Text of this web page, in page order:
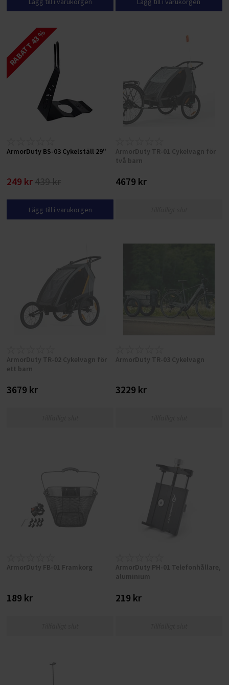
RABATT 43 %
ArmorDuty BS-03 Cykelställ 29"
249 kr 439 kr
Lägg till i varukorgen
ArmorDuty TR-01 Cykelvagn för
två barn
4679 kr
ArmorDuty TR-02 Cykelvagn för
ett barn
3679 kr
ArmorDuty TR-03 Cykelvagn
3229 kr
ArmorDuty FB-01 Framkorg
189 kr
ArmorDuty PH-01 Telefonhållare,
aluminium
219 kr